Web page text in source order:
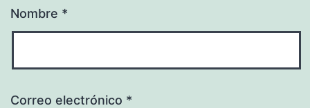
Nombre *
Correo electrónico *